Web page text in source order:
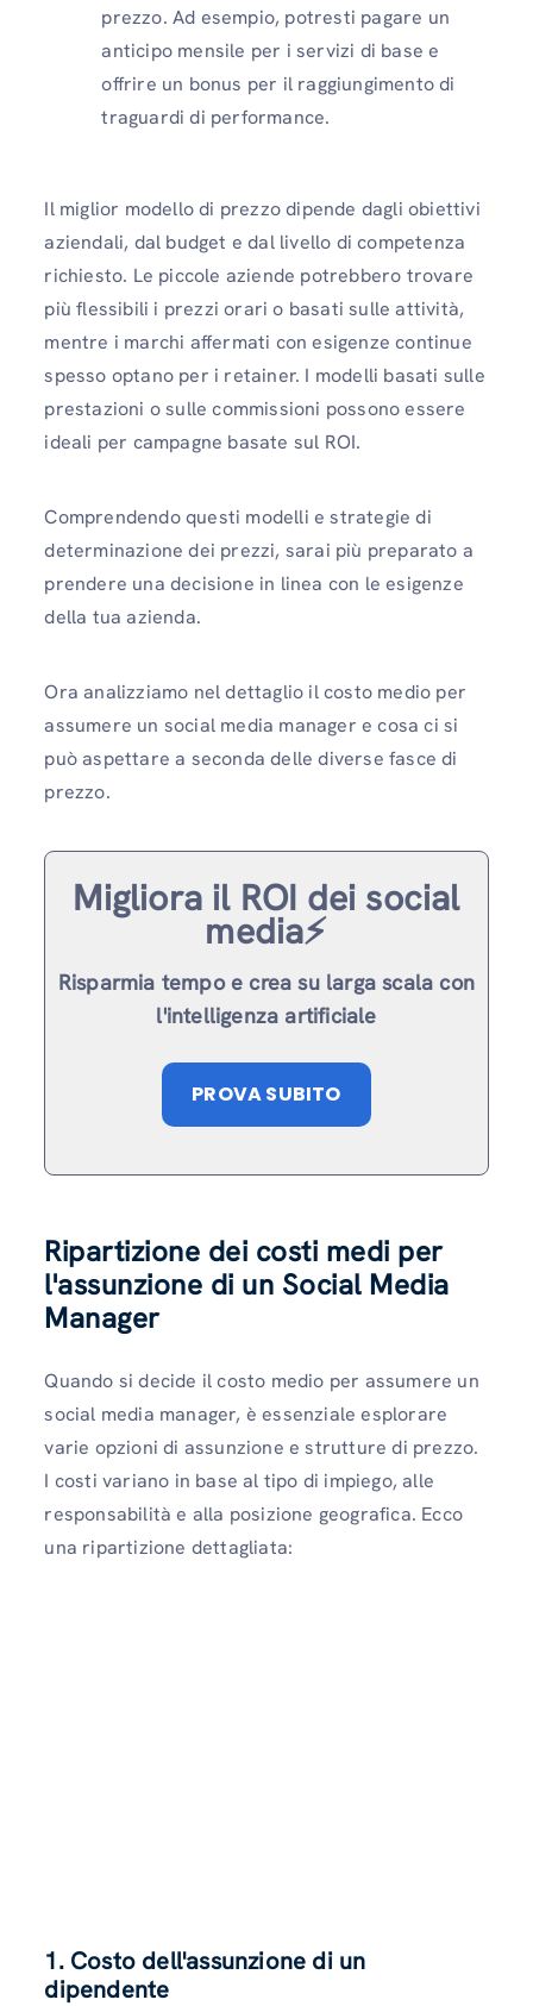
prezzo. Ad esempio, potresti pagare un
anticipo mensile per i servizi di base e
offrire un bonus per il raggiungimento di
traguardi di performance.
Il miglior modello di prezzo dipende dagli obiettivi
aziendali, dal budget e dal livello di competenza
richiesto. Le piccole aziende potrebbero trovare
più flessibili i prezzi orari o basati sulle attività,
mentre i marchi affermati con esigenze continue
spesso optano per i retainer. I modelli basati sulle
prestazioni o sulle commissioni possono essere
ideali per campagne basate sul ROI.
Comprendendo questi modelli e strategie di
determinazione dei prezzi, sarai più preparato a
prendere una decisione in linea con le esigenze
della tua azienda.
Ora analizziamo nel dettaglio il costo medio per
assumere un social media manager e cosa ci si
può aspettare a seconda delle diverse fasce di
prezzo.
Migliora il ROI dei social
media⚡️
Risparmia tempo e crea su larga scala con
l'intelligenza artificiale
PROVA SUBITO
Ripartizione dei costi medi per
l'assunzione di un Social Media
Manager
Quando si decide il costo medio per assumere un
social media manager, è essenziale esplorare
varie opzioni di assunzione e strutture di prezzo.
I costi variano in base al tipo di impiego, alle
responsabilità e alla posizione geografica. Ecco
una ripartizione dettagliata:
1. Costo dell'assunzione di un
dipendente